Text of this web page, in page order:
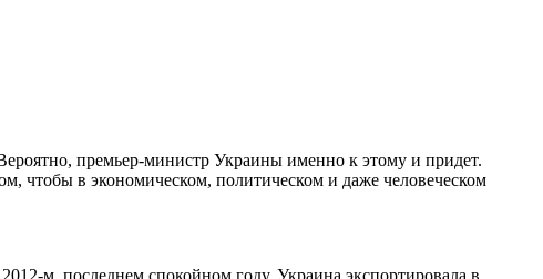
премьер-министр Украины именно к этому и придет.
чтобы в экономическом, политическом и даже человеческом